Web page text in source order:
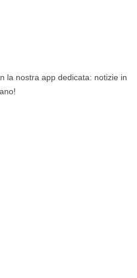
la nostra app dedicata: notizie in